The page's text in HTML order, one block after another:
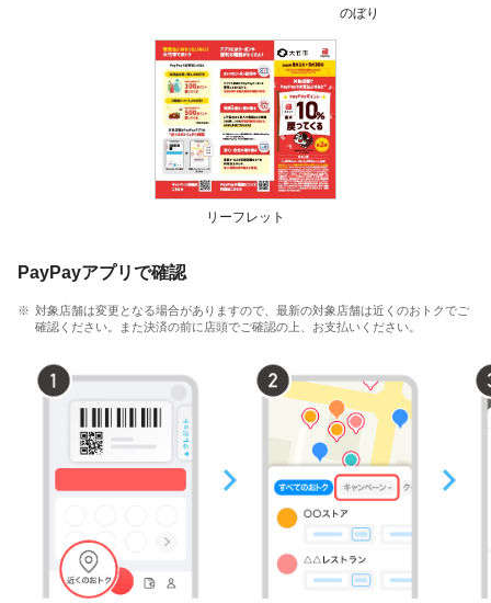
のぼり
リーフレット
PayPayアプリで確認
対象店舗は変更となる場合がありますので、最新の対象店舗は近くのおトクでご
確認ください。また決済の前に店頭でご確認の上、お支払いください。